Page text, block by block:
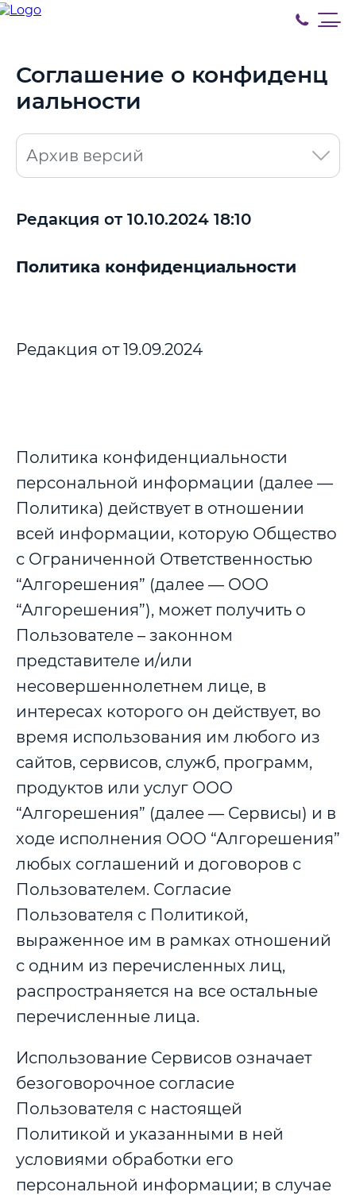
Соглашение о конфиденц
иальности
Архив версий
Редакция от 10.10.2024 18:10
Политика конфиденциальности
Редакция от 19.09.2024
Политика конфиденциальности
персональной информации (далее —
Политика) действует в отношении
всей информации, которую Общество
с Ограниченной Ответственностью
“Алгорешения” (далее — ООО
“Алгорешения”), может получить о
Пользователе – законном
представителе и/или
несовершеннолетнем лице, в
интересах которого он действует, во
время использования им любого из
сайтов, сервисов, служб, программ,
продуктов или услуг ООО
“Алгорешения” (далее — Сервисы) и в
ходе исполнения ООО “Алгорешения”
любых соглашений и договоров с
Пользователем. Согласие
Пользователя с Политикой,
выраженное им в рамках отношений
с одним из перечисленных лиц,
распространяется на все остальные
перечисленные лица.
Использование Сервисов означает
безоговорочное согласие
Пользователя с настоящей
Политикой и указанными в ней
условиями обработки его
персональной информации; в случае